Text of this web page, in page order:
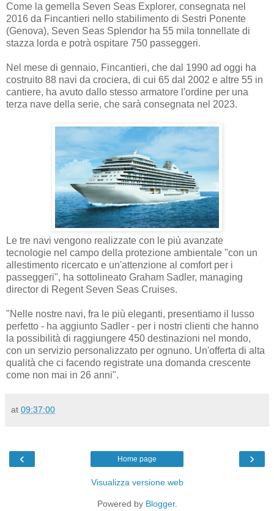
Come la gemella Seven Seas Explorer, consegnata nel
2016 da Fincantieri nello stabilimento di Sestri Ponente
(Genova), Seven Seas Splendor ha 55 mila tonnellate di
stazza lorda e potrà ospitare 750 passeggeri.
Nel mese di gennaio, Fincantieri, che dal 1990 ad oggi ha
costruito 88 navi da crociera, di cui 65 dal 2002 e altre 55 in
cantiere, ha avuto dallo stesso armatore l'ordine per una
terza nave della serie, che sarà consegnata nel 2023.
Le tre navi vengono realizzate con le più avanzate
tecnologie nel campo della protezione ambientale "con un
allestimento ricercato e un'attenzione al comfort per i
passeggeri", ha sottolineato Graham Sadler, managing
director di Regent Seven Seas Cruises.
"Nelle nostre navi, fra le più eleganti, presentiamo il lusso
perfetto - ha aggiunto Sadler - per i nostri clienti che hanno
la possibilità di raggiungere 450 destinazioni nel mondo,
con un servizio personalizzato per ognuno. Un'offerta di alta
qualità che ci facendo registrate una domanda crescente
come non mai in 26 anni".
at 09:37:00
‹ ›
Home page
Visualizza versione web
Powered by Blogger.